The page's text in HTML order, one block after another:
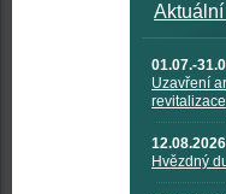
01.07.-
Uzavření
revitalizace
12.08.2026
Hvězdný